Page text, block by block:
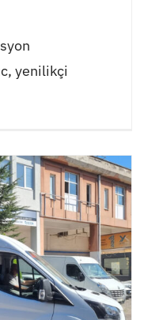
yenilikçi